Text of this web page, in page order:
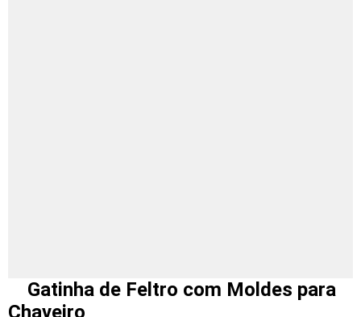
Gatinha de Feltro com Moldes para
Chaveiro